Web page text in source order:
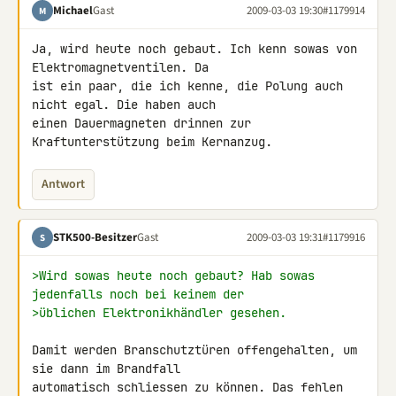
M MichaelGast 2009-03-03 19:30#1179914
Ja, wird heute noch gebaut. Ich kenn sowas von
Elektromagnetventilen. Da
ist ein paar, die ich kenne, die Polung auch
nicht egal. Die haben auch
einen Dauermagneten drinnen zur
Kraftunterstützung beim Kernanzug.
Antwort
S STK500-BesitzerGast 2009-03-03 19:31#1179916
>Wird sowas heute noch gebaut? Hab sowas
jedenfalls noch bei keinem der
>üblichen Elektronikhändler gesehen.
Damit werden Branschutztüren offengehalten, um
sie dann im Brandfall
automatisch schliessen zu können. Das fehlen